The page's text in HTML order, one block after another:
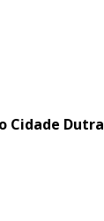
Cidade Dutra